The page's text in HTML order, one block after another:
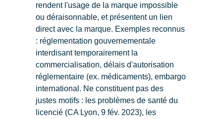
rendent l'usage de la marque impossible
ou déraisonnable, et présentent un lien
direct avec la marque. Exemples reconnus
: réglementation gouvernementale
interdisant temporairement la
commercialisation, délais d'autorisation
réglementaire (ex. médicaments), embargo
international. Ne constituent pas des
justes motifs : les problèmes de santé du
licencié (CA Lyon, 9 fév. 2023), les